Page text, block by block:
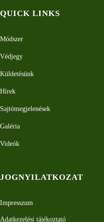
QUICK LINKS
Módszer
Védjegy
Küldetésünk
Hírek
Sajtómegjelenések
Galéria
Videók
JOGNYILATKOZAT
Impresszum
Adatkezelési tájékoztató